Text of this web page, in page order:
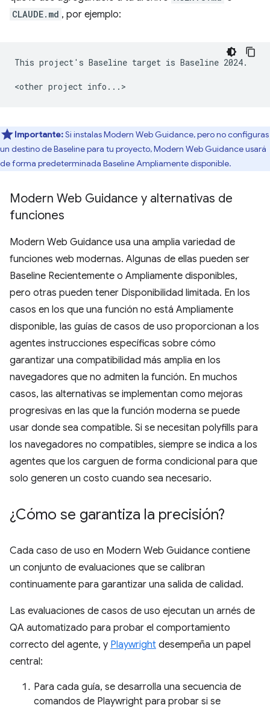
CLAUDE.md , por ejemplo:
This project's Baseline target is Baseline 2024.
Importante:Si instalas Modern Web Guidance, pero no configuras
un destino de Baseline para tu proyecto, Modern Web Guidance usará
de forma predeterminada Baseline Ampliamente disponible.
Modern Web Guidance y alternativas de
funciones
Modern Web Guidance usa una amplia variedad de
funciones web modernas. Algunas de ellas pueden ser
Baseline Recientemente o Ampliamente disponibles,
pero otras pueden tener Disponibilidad limitada. En los
casos en los que una función no está Ampliamente
disponible, las guías de casos de uso proporcionan a los
agentes instrucciones específicas sobre cómo
garantizar una compatibilidad más amplia en los
navegadores que no admiten la función. En muchos
casos, las alternativas se implementan como mejoras
progresivas en las que la función moderna se puede
usar donde sea compatible. Si se necesitan polyfills para
los navegadores no compatibles, siempre se indica a los
agentes que los carguen de forma condicional para que
solo generen un costo cuando sea necesario.
¿Cómo se garantiza la precisión?
Cada caso de uso en Modern Web Guidance contiene
un conjunto de evaluaciones que se calibran
continuamente para garantizar una salida de calidad.
Las evaluaciones de casos de uso ejecutan un arnés de
QA automatizado para probar el comportamiento
correcto del agente, y Playwright desempeña un papel
central:
Para cada guía, se desarrolla una secuencia de
comandos de Playwright para probar si se